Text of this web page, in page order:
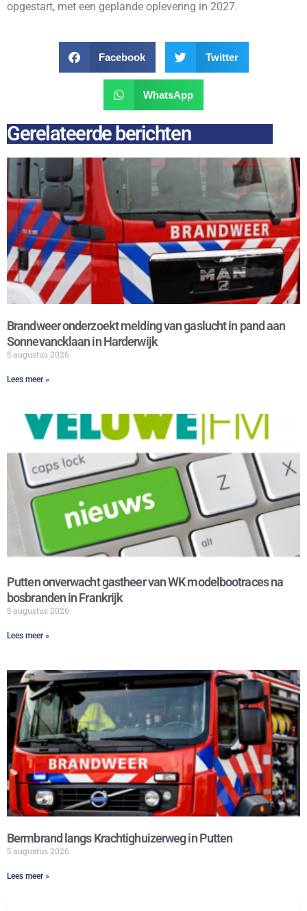
opgestart, met een geplande oplevering in 2027.
Facebook Twitter
WhatsApp
Gerelateerde berichten
Brandweer onderzoekt melding van gaslucht in pand aan
Sonnevancklaan in Harderwijk
5 augustus 2026
Lees meer »
Putten onverwacht gastheer van WK modelbootraces na
bosbranden in Frankrijk
5 augustus 2026
Lees meer »
Bermbrand langs Krachtighuizerweg in Putten
5 augustus 2026
Lees meer »